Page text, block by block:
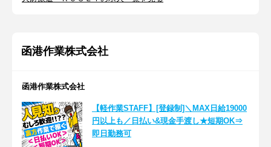
函港作業株式会社
函港作業株式会社
【軽作業STAFF】[登録制]＼MAX日給19000
円以上も／日払い&現金手渡し★短期OK⇒
即日勤務可